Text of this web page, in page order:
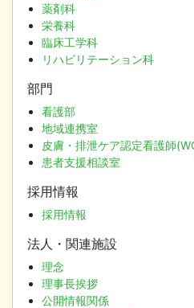
薬剤科
栄養科
臨床工学科
リハビリテーション科
部門
看護部
地域連携室
皮膚・排泄ケア認定看護師
患者支援相談室
採用情報
採用情報
法人・関連施設
理念
理事長挨拶
公開情報関係